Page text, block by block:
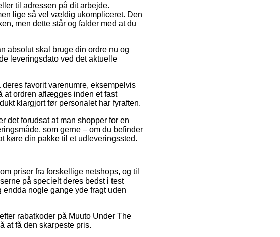
til adressen på dit arbejde.
lige så vel vældig ukompliceret. Den
men dette står og falder med at du
absolut skal bruge din ordre nu og
leveringsdato ved det aktuelle
favorit varenumre, eksempelvis
at ordren aflægges inden et fast
klargjort før personalet har fyraften.
det forudsat at man shopper for en
som gerne – om du befinder
køre din pakke til et udleveringssted.
priser fra forskellige netshops, og til
på specielt deres bedst i test
nogle gange yde fragt uden
rabatkoder på Muuto Under The
at få den skarpeste pris.